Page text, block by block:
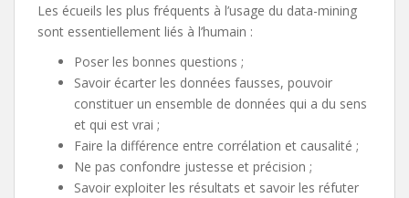
Les écueils les plus fréquents à l’usage du data-mining
sont essentiellement liés à l’humain :
Poser les bonnes questions ;
Savoir écarter les données fausses, pouvoir
constituer un ensemble de données qui a du sens
et qui est vrai ;
Faire la différence entre corrélation et causalité ;
Ne pas confondre justesse et précision ;
Savoir exploiter les résultats et savoir les réfuter